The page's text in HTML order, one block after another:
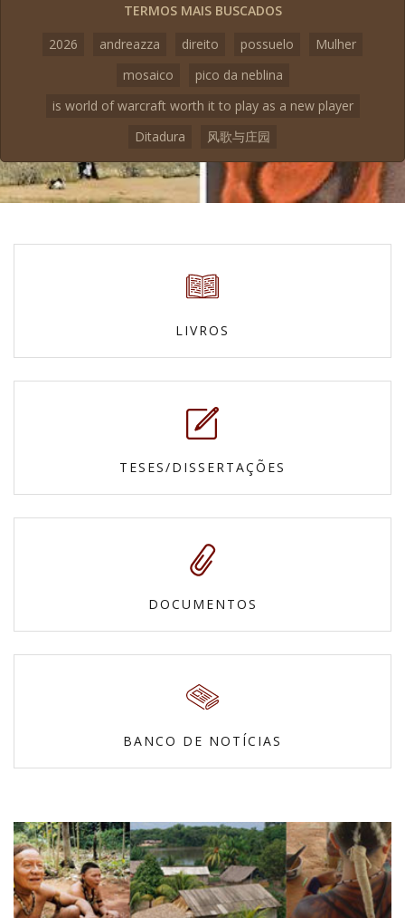
TERMOS MAIS BUSCADOS
2026
andreazza direito possuelo
Mulher
mosaico
pico da neblina
is world of warcraft worth it to play as a new player
Ditadura
风歌与庄园
LIVROS
TESES/DISSERTAÇÕES
DOCUMENTOS
BANCO DE NOTÍCIAS